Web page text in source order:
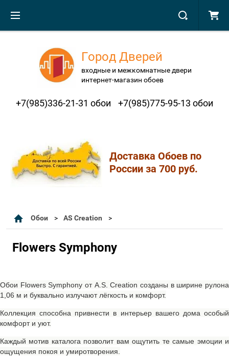
Город Дверей
входные и межкомнатные двери
интернет-магазин обоев
+7(985)336-21-31 обои +7(985)775-95-13 обои
Доставка Обоев по
России за 700 руб.
Обои AS Creation
Flowers Symphony
Обои Flowers Symphony от A.S. Creation созданы в ширине рулона
1,06 м и буквально излучают лёгкость и комфорт.
Коллекция способна привнести в интерьер вашего дома особый
комфорт и уют.
Каждый мотив каталога позволит вам ощутить те самые эмоции и
ощущения покоя и умиротворения.